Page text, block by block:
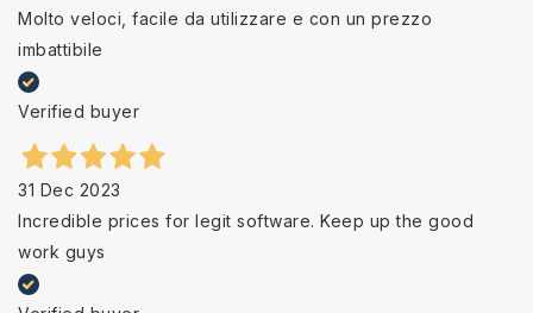
Molto veloci, facile da utilizzare e con un prezzo
imbattibile
Verified buyer
31 Dec 2023
Incredible prices for legit software. Keep up the good
work guys